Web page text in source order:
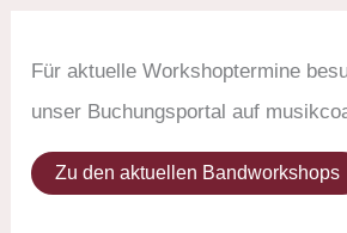
Für aktuelle Workshoptermine
unser Buchungsportal auf
Zu den aktuellen Bandworkshops